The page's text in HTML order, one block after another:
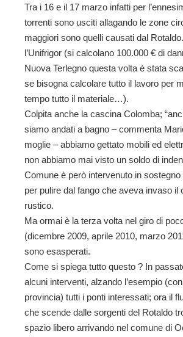
Tra i 16 e il 17 marzo infatti per
torrenti sono usciti allagando le zone
maggiori sono quelli causati dal
l’Unifrigor (si calcolano 100.000 € di
Nuova Terlegno questa volta è stata
se bisogna calcolare tutto il lavoro per
tempo tutto il materiale…).
Colpita anche la cascina Colomba;
siamo andati a bagno – commenta
moglie – abbiamo gettato mobili ed
non abbiamo mai visto un soldo di
Comune è però intervenuto in
per pulire dal fango che aveva invaso il
rustico.
Ma ormai è la terza volta nel giro di
(dicembre 2009, aprile 2010, marzo
sono esasperati.
Come si spiega tutto questo ? In
alcuni interventi, alzando l’esempio
provincia) tutti i ponti interessati; ora il
che scende dalle sorgenti del Rotaldo
spazio libero arrivando nel comune di